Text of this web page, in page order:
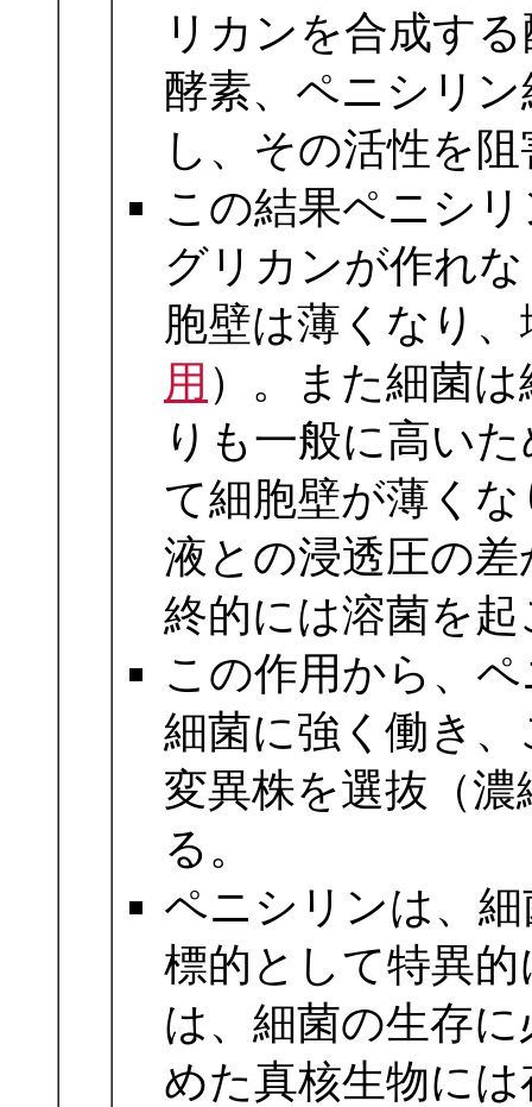
リカンを合成す
酵素、ペニシリ
し、その活性を
この結果ペニシ
グリカンが作れ
胞壁は薄くなり
用 ）。また細菌
りも一般に高い
て細胞壁が薄く
液との浸透圧の
終的には溶菌を
この作用から、
細菌に強く働き
変異株を選抜（
る。
ペニシリンは、
標的として特異
は、細菌の生存
めた真核生物に